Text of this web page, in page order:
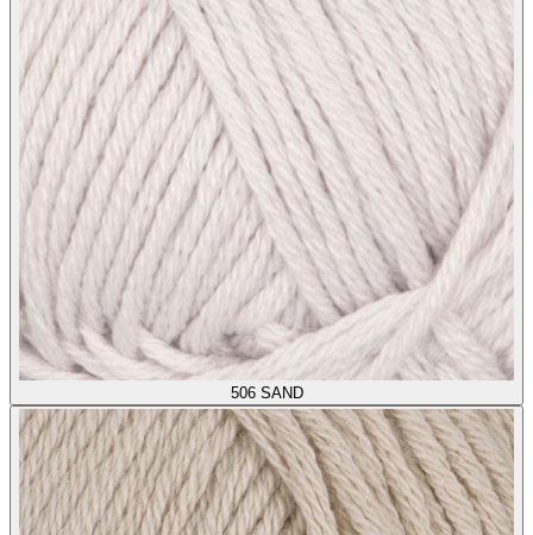
506 SAND